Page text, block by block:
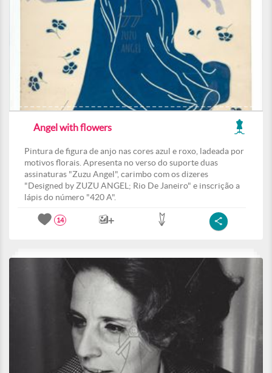
Angel with flowers
Pintura de figura de anjo nas cores azul e roxo, ladeada por
motivos florais. Apresenta no verso do suporte duas
assinaturas "Zuzu Angel", carimbo com os dizeres
"Designed by ZUZU ANGEL; Rio De Janeiro" e inscrição a
lápis do número "420 A".
14